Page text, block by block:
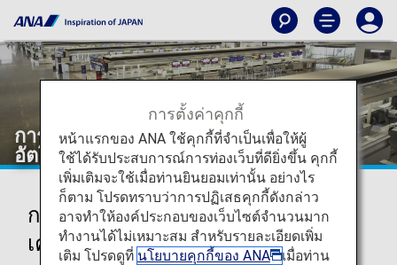
การเช็คอินที่สนามบินและเครื่องให้บริการ
อัตโนมัติ
การเช็คอินที่เคาน์เตอร์สนามบินและ
เครื่องให้บริการอัตโนมัติ
การตั้งค่าคุกกี้
หน้าแรกของ ANA ใช้คุกกี้ที่จำเป็นเพื่อให้ผู้
ใช้ได้รับประสบการณ์การท่องเว็บที่ดียิ่งขึ้น คุกกี้
เพิ่มเติมจะใช้เมื่อท่านยินยอมเท่านั้น อย่างไร
ก็ตาม โปรดทราบว่าการปฏิเสธคุกกี้ดังกล่าว
อาจทำให้องค์ประกอบของเว็บไซต์จำนวนมาก
ทำงานได้ไม่เหมาะสม สำหรับรายละเอียดเพิ่ม
เติม โปรดดูที่ นโยบายคุกกี้ของ ANA
เมื่อท่าน